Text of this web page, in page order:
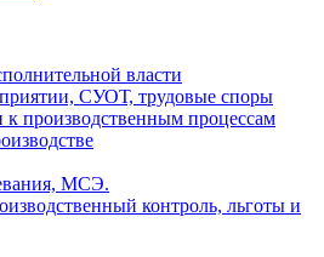
власти
СУОТ, трудовые споры
к производственным процессам
МСЭ.
контроль, льготы и